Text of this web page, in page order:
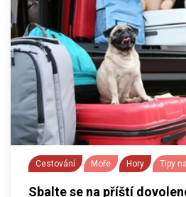
Cestování Moře Hory Tipy
Sbalte se na příští